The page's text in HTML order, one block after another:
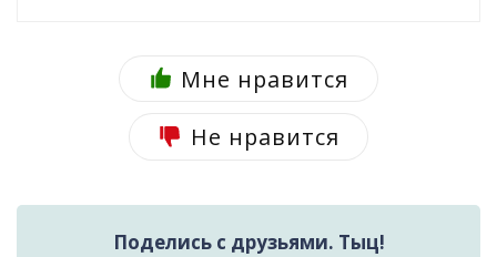
Мне нравится
Не нравится
Поделись с друзьями. Тыц!